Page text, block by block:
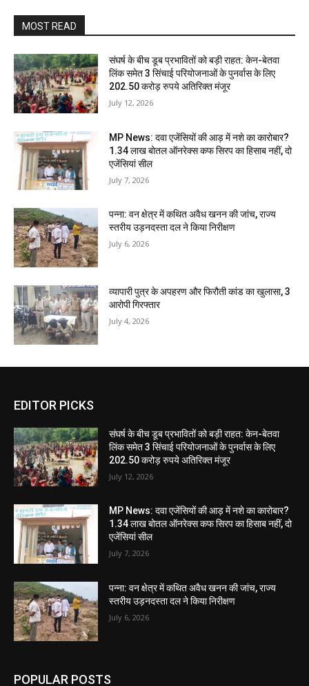
MOST READ
संघर्ष के बीच डूब प्रभावितों को बड़ी राहत: केन-बेतवा
लिंक समेत 3 सिंचाई परियोजनाओं के पुनर्वास के लिए
202.50 करोड़ रुपये अतिरिक्त मंजूर
July 12, 2026
MP News: दवा एजेंसियों की आड़ में नशे का कारोबार?
1.34 लाख बोतल ऑनरेक्स कफ सिरप का हिसाब नहीं, दो
एजेंसियां सील
July 7, 2026
पन्ना: वन क्षेत्र में कथित अवैध खनन की जांच, राज्य
स्तरीय उड़नदस्ता दल ने किया निरीक्षण
July 6, 2026
व्यापारी पुत्र के अपहरण और फिरौती कांड का खुलासा, 3
आरोपी गिरफ्तार
July 4, 2026
EDITOR PICKS
संघर्ष के बीच डूब प्रभावितों को बड़ी राहत: केन-बेतवा
लिंक समेत 3 सिंचाई परियोजनाओं के पुनर्वास के लिए
202.50 करोड़ रुपये अतिरिक्त मंजूर
July 12, 2026
MP News: दवा एजेंसियों की आड़ में नशे का कारोबार?
1.34 लाख बोतल ऑनरेक्स कफ सिरप का हिसाब नहीं, दो
एजेंसियां सील
July 7, 2026
पन्ना: वन क्षेत्र में कथित अवैध खनन की जांच, राज्य
स्तरीय उड़नदस्ता दल ने किया निरीक्षण
July 6, 2026
POPULAR POSTS